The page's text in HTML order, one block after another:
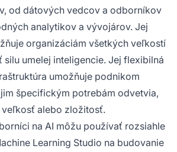
od dátových vedcov a odborníkov
analytikov a vývojárov. Jej
organizáciám všetkých veľkostí
umelej inteligencie. Jej flexibilná
umožňuje podnikom
špecifickým potrebám odvetvia,
veľkosť alebo zložitosť.
na AI môžu používať rozsiahle
Learning Studio na budovanie